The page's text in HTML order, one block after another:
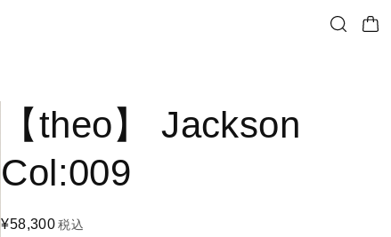
【theo】 Jackson
Col:009
¥58,300 税込